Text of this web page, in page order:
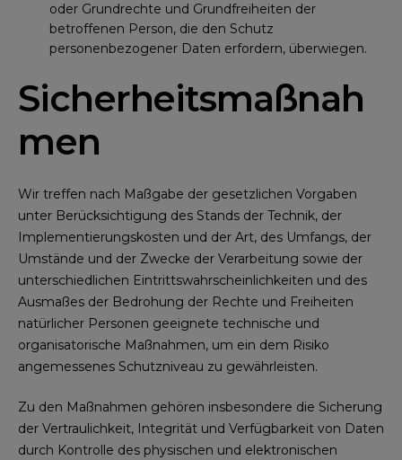
oder Grundrechte und Grundfreiheiten der
betroffenen Person, die den Schutz
personenbezogener Daten erfordern, überwiegen.
Sicherheitsmaßnah
men
Wir treffen nach Maßgabe der gesetzlichen Vorgaben
unter Berücksichtigung des Stands der Technik, der
Implementierungskosten und der Art, des Umfangs, der
Umstände und der Zwecke der Verarbeitung sowie der
unterschiedlichen Eintrittswahrscheinlichkeiten und des
Ausmaßes der Bedrohung der Rechte und Freiheiten
natürlicher Personen geeignete technische und
organisatorische Maßnahmen, um ein dem Risiko
angemessenes Schutzniveau zu gewährleisten.
Zu den Maßnahmen gehören insbesondere die Sicherung
der Vertraulichkeit, Integrität und Verfügbarkeit von Daten
durch Kontrolle des physischen und elektronischen